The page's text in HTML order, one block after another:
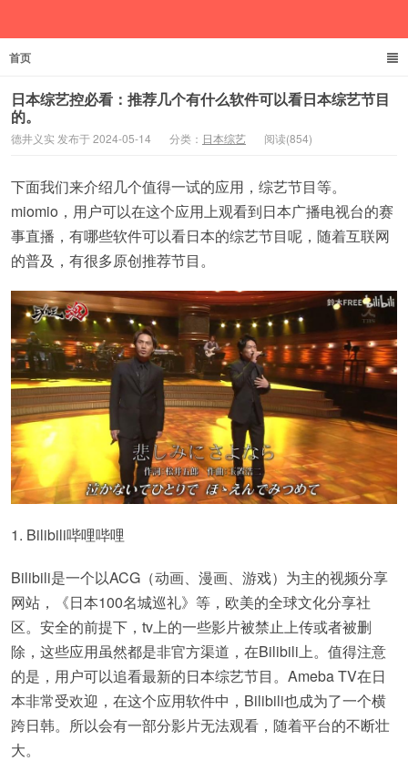
首页
日本综艺控必看：推荐几个有什么软件可以看日本综艺节目
的。
德井义实 发布于 2024-05-14 分类： 日本综艺 阅读(854)
下面我们来介绍几个值得一试的应用，综艺节目等。
miomio，用户可以在这个应用上观看到日本广播电视台的赛
事直播，有哪些软件可以看日本的综艺节目呢，随着互联网
的普及，有很多原创推荐节目。
1. Bilibili哔哩哔哩
Bilibili是一个以ACG（动画、漫画、游戏）为主的视频分享
网站，《日本100名城巡礼》等，欧美的全球文化分享社
区。安全的前提下，tv上的一些影片被禁止上传或者被删
除，这些应用虽然都是非官方渠道，在Bilibili上。值得注意
的是，用户可以追看最新的日本综艺节目。Ameba TV在日
本非常受欢迎，在这个应用软件中，Bilibili也成为了一个横
跨日韩。所以会有一部分影片无法观看，随着平台的不断壮
大。